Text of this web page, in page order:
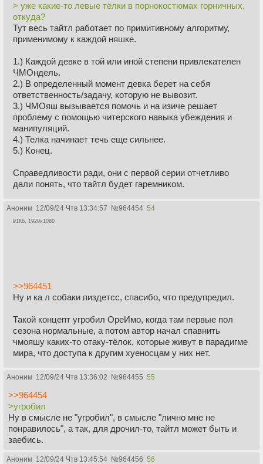
> уже какие-то левые тёлки в порнокостюмах горничных,
откуда?
Тут весь тайтл работает по примитивному алгоритму,
применимому к каждой няшке.
1.) Каждой девке в той или иной степени привлекателен
ЧМОндель.
2.) В определенный момент девка берет на себя
ответственность/задачу, которую не вывозит.
3.) ЧМОяш вызывается помочь и на изиче решает
проблему с помощью читерского навыка убеждения и
манипуляций.
4.) Телка начинает течь еще сильнее.
5.) Конец.
Справедливости ради, они с первой серии отчетливо
дали понять, что тайтл будет гаремником.
Аноним 12/09/24 Чтв 13:34:57 №964454 54
91Кб, 1920x1080
>>964451
Ну и ка л собаки пиздетсс, спасибо, что предупредил.
Такой концепт угробил ОреИмо, когда там первые пол
сезона нормальные, а потом автор начал спавнить
чмояшу каких-то отаку-тёлок, которые живут в парадигме
мира, что доступа к другим хуеносцам у них нет.
Аноним 12/09/24 Чтв 13:36:02 №964455 55
>>964454
>угробил
Ну в смысле не "угробил", в смысле "лично мне не
понравилось", а так, для дрочил-то, тайтл может быть и
заебись.
Аноним 12/09/24 Чтв 13:45:54 №964456 56